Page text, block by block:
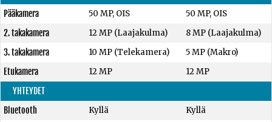
Pääkamera
50 MP, OIS
50 MP, OIS
2. takakamera
12 MP (Laajakulma)
8 MP (Laajakulma)
3. takakamera
10 MP (Telekamera)
5 MP (Makro)
Etukamera
12 MP
12 MP
YHTEYDET
Bluetooth
Kyllä
Kyllä